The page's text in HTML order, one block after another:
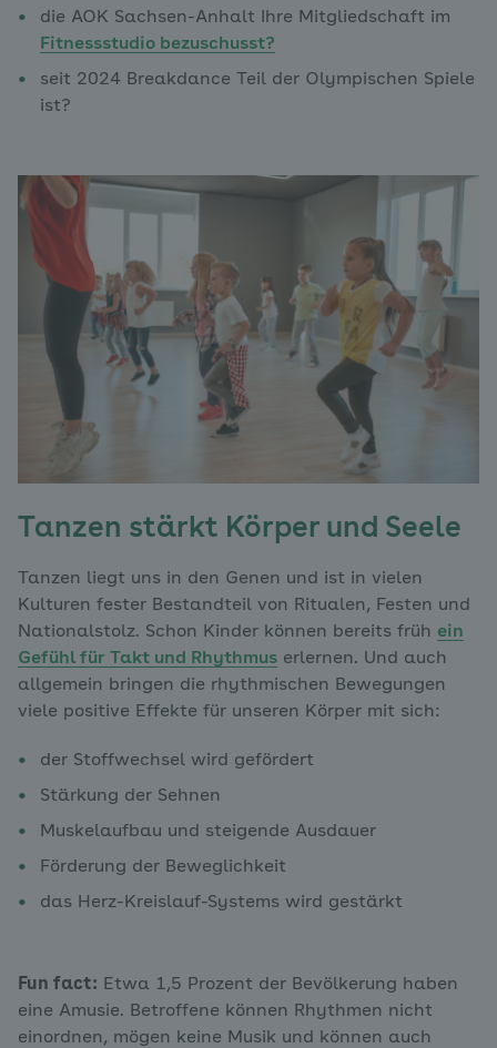
die AOK Sachsen-Anhalt Ihre Mitgliedschaft im
Fitnessstudio bezuschusst?
seit 2024 Breakdance Teil der Olympischen Spiele
ist?
Tanzen stärkt Körper und Seele
Tanzen liegt uns in den Genen und ist in vielen
Kulturen fester Bestandteil von Ritualen, Festen und
Nationalstolz. Schon Kinder können bereits früh ein
Gefühl für Takt und Rhythmus erlernen. Und auch
allgemein bringen die rhythmischen Bewegungen
viele positive Effekte für unseren Körper mit sich:
der Stoffwechsel wird gefördert
Stärkung der Sehnen
Muskelaufbau und steigende Ausdauer
Förderung der Beweglichkeit
das Herz-Kreislauf-Systems wird gestärkt
Fun fact: Etwa 1,5 Prozent der Bevölkerung haben
eine Amusie. Betroffene können Rhythmen nicht
einordnen, mögen keine Musik und können auch